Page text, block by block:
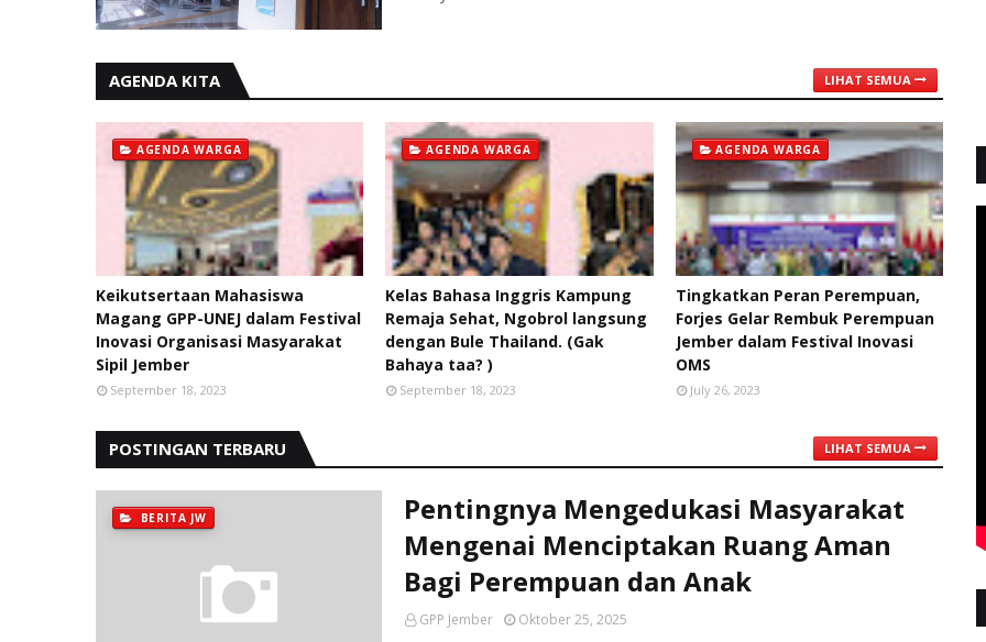
AGENDA KITA LIHAT SEMUA
AGENDA WARGA
Keikutsertaan Mahasiswa
Magang GPP-UNEJ dalam Festival
Inovasi Organisasi Masyarakat
Sipil Jember
September 18, 2023
AGENDA WARGA
Kelas Bahasa Inggris Kampung
Remaja Sehat, Ngobrol langsung
dengan Bule Thailand. (Gak
Bahaya taa? )
September 18, 2023
AGENDA WARGA
Tingkatkan Peran Perempuan,
Forjes Gelar Rembuk Perempuan
Jember dalam Festival Inovasi
OMS
July 26, 2023
POSTINGAN TERBARU LIHAT SEMUA
BERITA JW
Pentingnya Mengedukasi Masyarakat
Mengenai Menciptakan Ruang Aman
Bagi Perempuan dan Anak
GPP Jember Oktober 25, 2025